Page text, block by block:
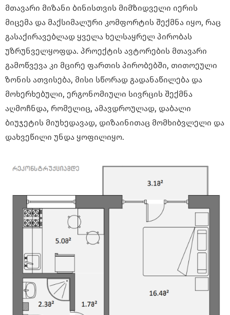
მთავარი მიზანი ბინისთვის მიმზიდველი იერის
მიცემა და მაქსიმალური კომფორტის შექმნა იყო, რაც
გასაქირავებლად ყველა ხელსაყრელ პირობას
უზრუნველყოფდა. პროექტის ავტორების მთავარი
გამოწვევა კი მცირე ფართის პირობებში, თითოეული
ზონის ათვისება, მისი სწორად გადანაწილება და
მოხერხებული, ერგონომიული სივრცის შექმნა
აღმოჩნდა, რომელიც, ამავდროულად, დაბალი
ბიუჯეტის მიუხედავად, დიზაინითაც მომხიბვლელი და
დახვეწილი უნდა ყოფილიყო.